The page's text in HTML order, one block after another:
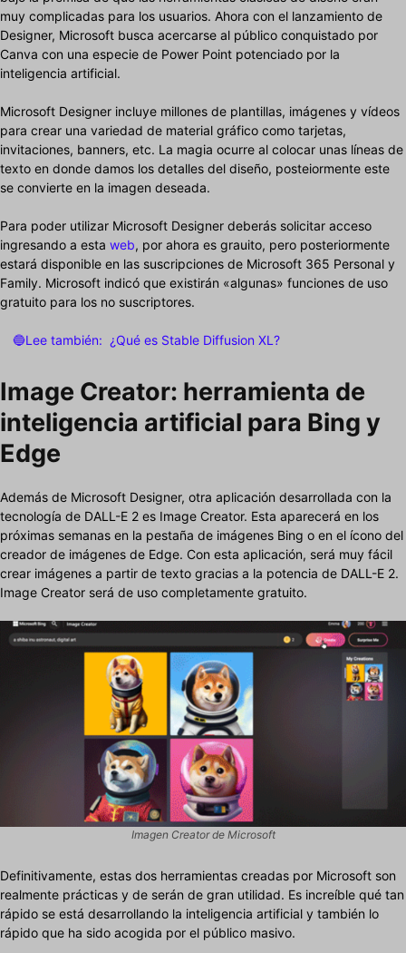
muy complicadas para los usuarios. Ahora con el lanzamiento de
Designer, Microsoft busca acercarse al público conquistado por
Canva con una especie de Power Point potenciado por la
inteligencia artificial.
Microsoft Designer incluye millones de plantillas, imágenes y vídeos
para crear una variedad de material gráfico como tarjetas,
invitaciones, banners, etc. La magia ocurre al colocar unas líneas de
texto en donde damos los detalles del diseño, posteiormente este
se convierte en la imagen deseada.
Para poder utilizar Microsoft Designer deberás solicitar acceso
ingresando a esta web, por ahora es grauito, pero posteriormente
estará disponible en las suscripciones de Microsoft 365 Personal y
Family. Microsoft indicó que existirán «algunas» funciones de uso
gratuito para los no suscriptores.
🔵Lee también: ¿Qué es Stable Diffusion XL?
Image Creator: herramienta de
inteligencia artificial para Bing y
Edge
Además de Microsoft Designer, otra aplicación desarrollada con la
tecnología de DALL-E 2 es Image Creator. Esta aparecerá en los
próximas semanas en la pestaña de imágenes Bing o en el ícono del
creador de imágenes de Edge. Con esta aplicación, será muy fácil
crear imágenes a partir de texto gracias a la potencia de DALL-E 2.
Image Creator será de uso completamente gratuito.
Imagen Creator de Microsoft
Definitivamente, estas dos herramientas creadas por Microsoft son
realmente prácticas y de serán de gran utilidad. Es increíble qué tan
rápido se está desarrollando la inteligencia artificial y también lo
rápido que ha sido acogida por el público masivo.